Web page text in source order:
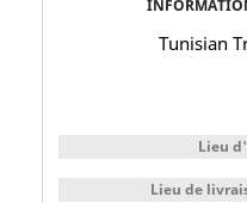
Tunisian
Lieu
Lieu de